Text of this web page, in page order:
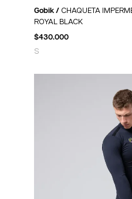
Gobik / CHAQUETA
ROYAL BLACK
$430.000
S